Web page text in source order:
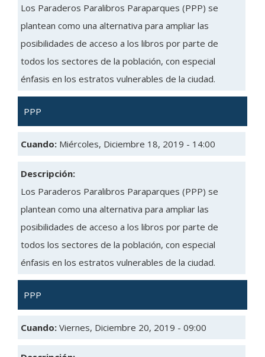
Los Paraderos Paralibros Paraparques (PPP) se
plantean como una alternativa para ampliar las
posibilidades de acceso a los libros por parte de
todos los sectores de la población, con especial
énfasis en los estratos vulnerables de la ciudad.
PPP
Cuando: Miércoles, Diciembre 18, 2019 - 14:00
Descripción:
Los Paraderos Paralibros Paraparques (PPP) se
plantean como una alternativa para ampliar las
posibilidades de acceso a los libros por parte de
todos los sectores de la población, con especial
énfasis en los estratos vulnerables de la ciudad.
PPP
Cuando: Viernes, Diciembre 20, 2019 - 09:00